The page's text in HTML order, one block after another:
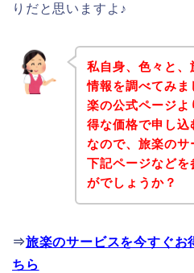
りだと思いますよ♪
私自身、色々と
情報を調べてみ
楽の公式ページ
得な価格で申し込
なので、旅楽の
下記ページなど
がでしょうか？
⇒旅楽のサービスを今すぐお
ちら